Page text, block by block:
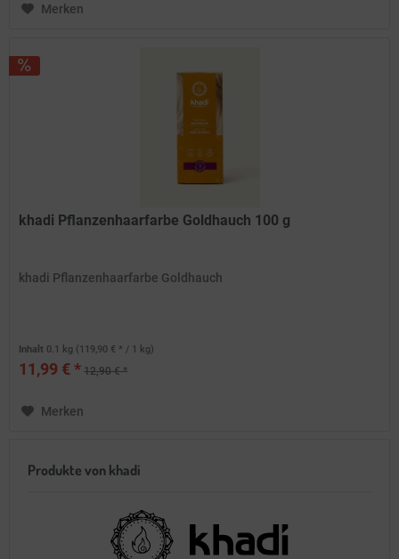
Merken
khadi Pflanzenhaarfarbe Goldhauch 100 g
khadi Pflanzenhaarfarbe Goldhauch
Inhalt 0.1 kg (119,90 € * / 1 kg)
11,99 € * 12,90 € *
Merken
Produkte von khadi